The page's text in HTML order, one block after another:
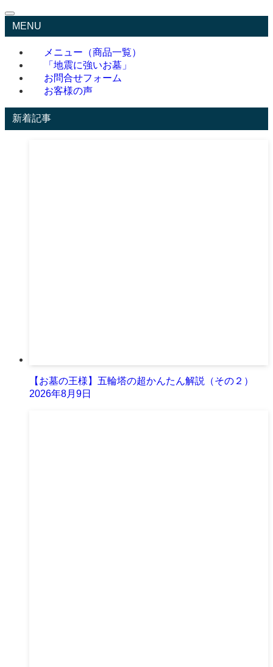
MENU
メニュー（商品一覧）
「地震に強いお墓」
お問合せフォーム
お客様の声
新着記事
【お墓の王様】五輪塔の超かんたん解説（その２）
2026年8月9日